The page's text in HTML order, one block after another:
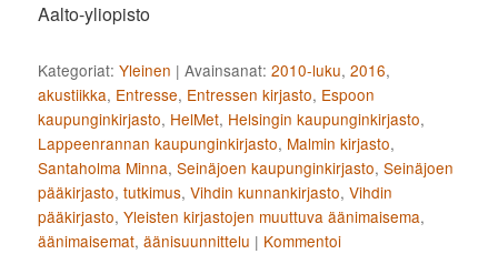
Aalto-yliopisto
Kategoriat: Yleinen |Avainsanat: 2010-luku,2016,
akustiikka, Entresse, Entressen kirjasto, Espoon
kaupunginkirjasto, HelMet, Helsingin kaupunginkirjasto,
Lappeenrannan kaupunginkirjasto, Malmin kirjasto,
Santaholma Minna,Seinäjoen kaupunginkirjasto,Seinäjoen
pääkirjasto,tutkimus,Vihdin kunnankirjasto,Vihdin
pääkirjasto,Yleisten kirjastojen muuttuva äänimaisema,
äänimaisemat,äänisuunnittelu | Kommentoi